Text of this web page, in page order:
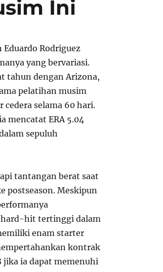
Ini
Rodriguez
yang bervariasi.
tahun dengan Arizona,
pelatihan musim
selama 60 hari.
mencatat ERA 5.04
sepuluh
tantangan berat saat
postseason. Meskipun
hard-hit tertinggi dalam
enam starter
kontrak
jika ia dapat memenuhi